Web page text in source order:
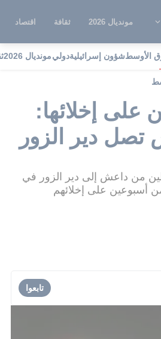
مونديال 2026 ثقافة اقتصاد
الأوسطشؤون إسرائيليةدوليمونديال 2026
على إخلائها:
تصل دير الزور
من داعش إلى دير الزور في
أسبوعين على إخلائهم
تابعوا